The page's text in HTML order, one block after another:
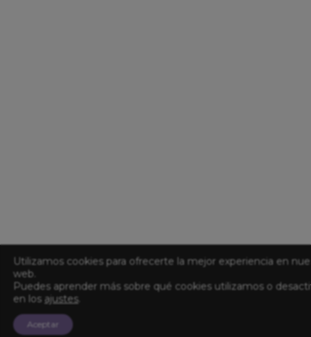
Utilizamos cookies para ofrecerte la mejor experiencia en
web.
Puedes aprender más sobre qué cookies utilizamos o
en los ajustes.
Aceptar